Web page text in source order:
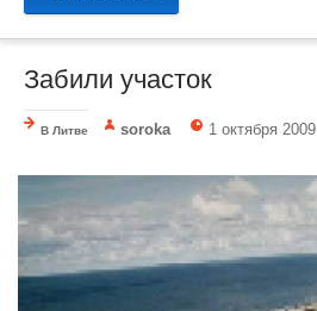
Забили участок
В Литве soroka 1 октября 2009